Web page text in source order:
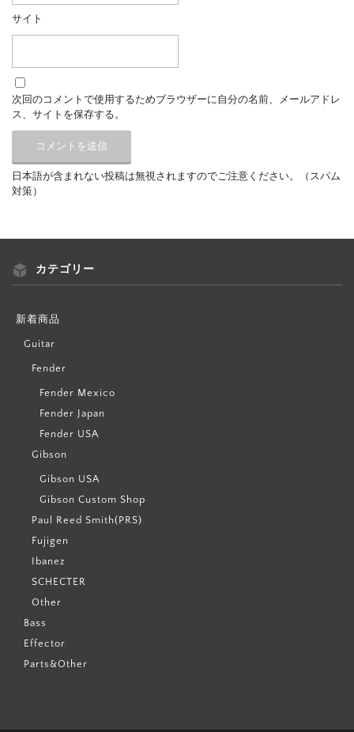
サイト
次回のコメントで使用するためブラウザーに自分の名前、メールアドレ
ス、サイトを保存する。
日本語が含まれない投稿は無視されますのでご注意ください。（スパム
対策）
カテゴリー
新着商品
Guitar
Fender
Fender Mexico
Fender Japan
Fender USA
Gibson
Gibson USA
Gibson Custom Shop
Paul Reed Smith(PRS)
Fujigen
Ibanez
SCHECTER
Other
Bass
Effector
Parts&Other